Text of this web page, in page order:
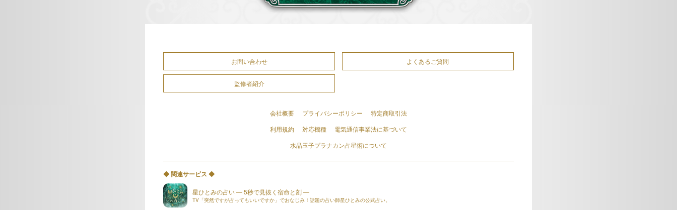
お問い合わせ よくあるご質問
監修者紹介
会社概要 プライバシーポリシー
特定商取引法
利用規約
対応機種
電気通信事業法に基づいて
水晶玉子プラナカン占星術について
◆ 関連サービス ◆
星ひとみの占い ― 5秒で見抜く宿命と刻 ―
TV「突然ですが占ってもいいですか」でおなじみ！話題の占い師星ひとみの公式占い。